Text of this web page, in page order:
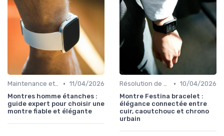
Maintenance et Mises à Jour • 11/04/2026
Montres homme étanches :
guide expert pour choisir une
montre fiable et élégante
Résolution de Problèmes Techniques • 10/04/2026
Montre Festina bracelet :
élégance connectée entre
cuir, caoutchouc et chrono
urbain